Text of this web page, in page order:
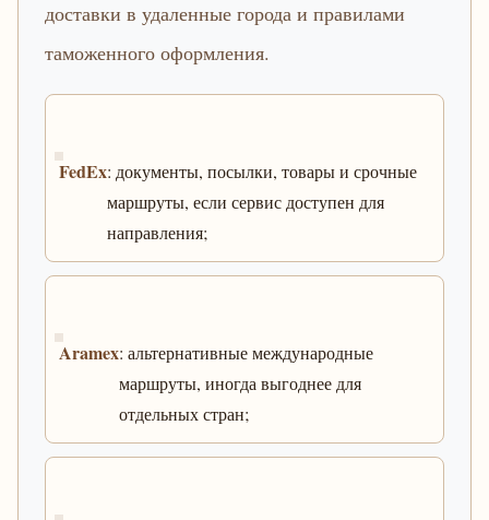
доставки в удаленные города и правилами
таможенного оформления.
FedEx: документы, посылки, товары и срочные
маршруты, если сервис доступен для
направления;
Aramex: альтернативные международные
маршруты, иногда выгоднее для
отдельных стран;